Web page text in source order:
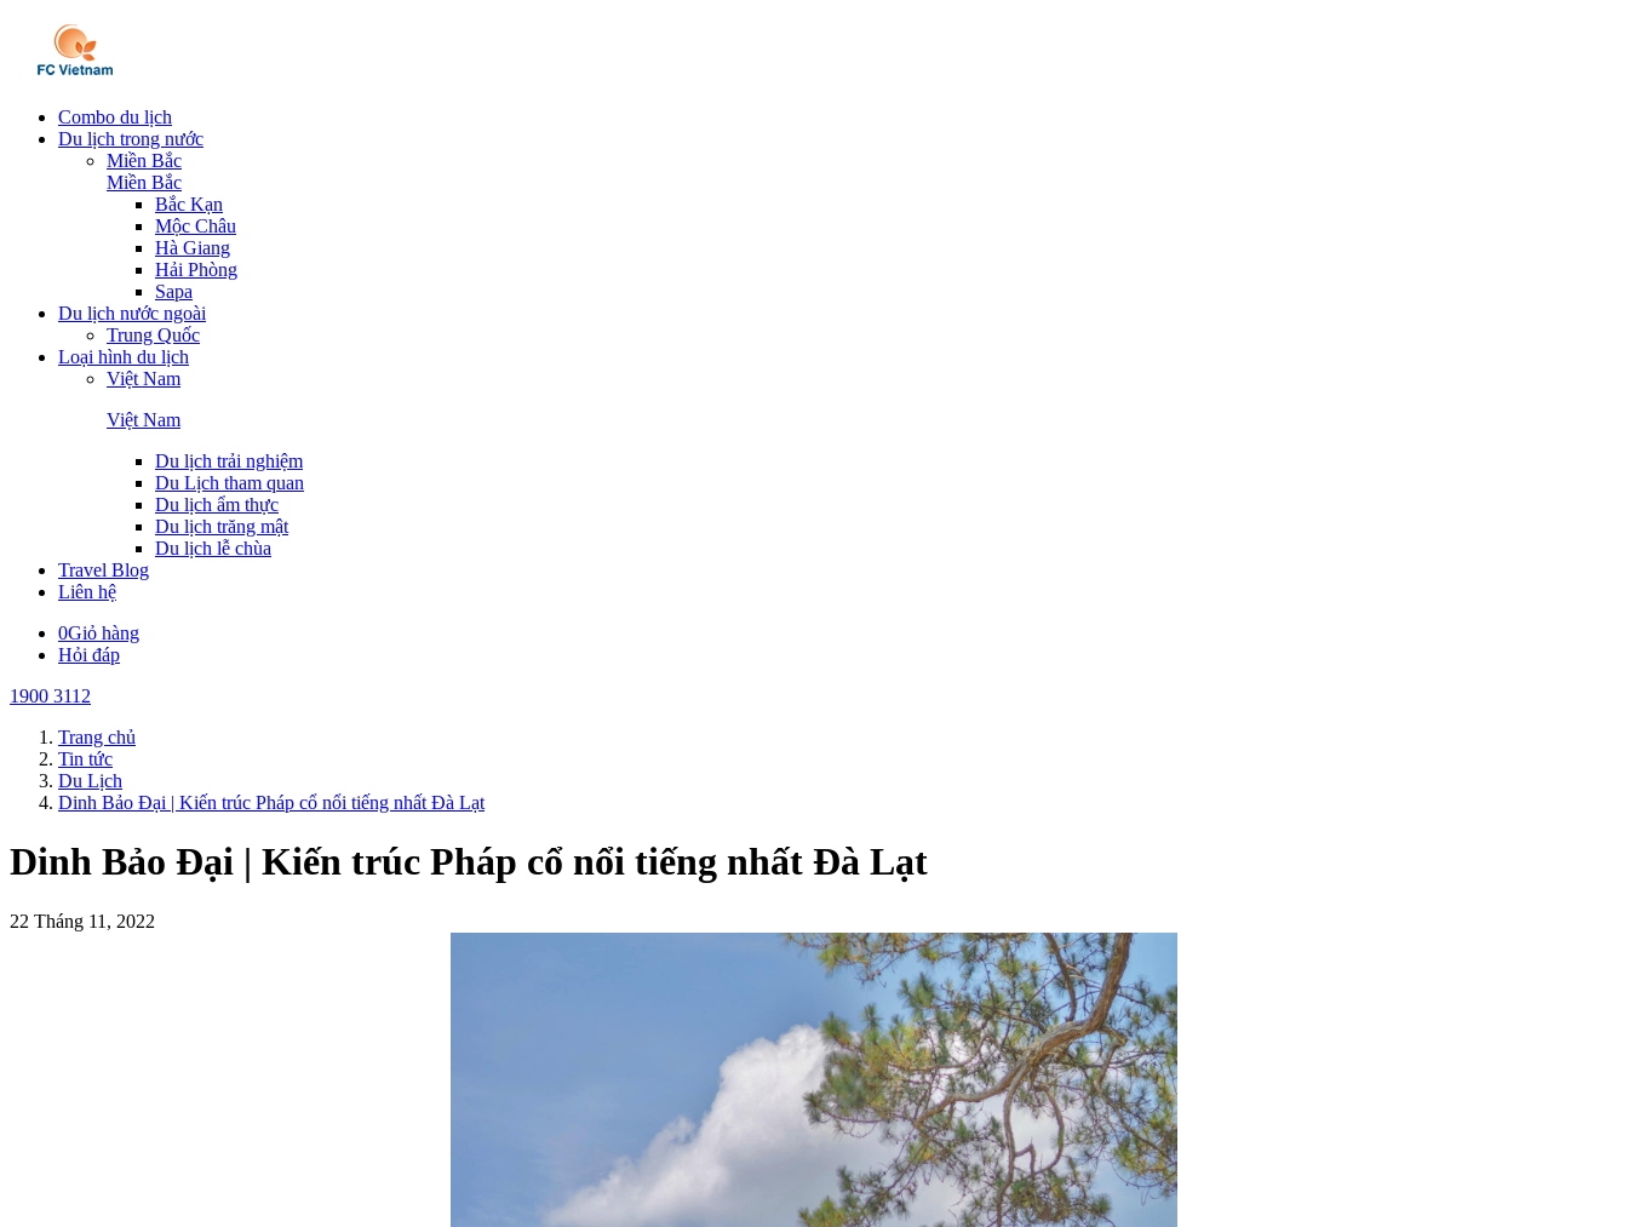
Combo du lịch
Du lịch trong nước
Miền Bắc
Miền Bắc
Bắc Kạn
Mộc Châu
Hà Giang
Hải Phòng
Sapa
Du lịch nước ngoài
Trung Quốc
Loại hình du lịch
Việt Nam
Việt Nam
Du lịch trải nghiệm
Du Lịch tham quan
Du lịch ẩm thực
Du lịch trăng mật
Du lịch lễ chùa
Travel Blog
Liên hệ
0Giỏ hàng
Hỏi đáp
1900 3112
Trang chủ
Tin tức
Du Lịch
Dinh Bảo Đại | Kiến trúc Pháp cổ nổi tiếng nhất Đà Lạt
Dinh Bảo Đại | Kiến trúc Pháp cổ nổi tiếng nhất Đà Lạt
22 Tháng 11, 2022